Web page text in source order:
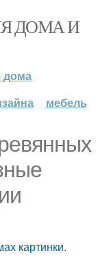
ДОМА И
дома
мебель
картинки.